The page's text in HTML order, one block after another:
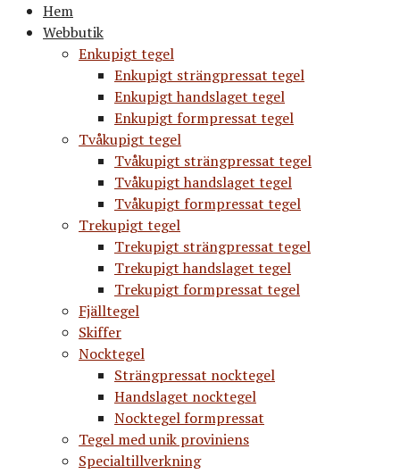
Hem
Webbutik
Enkupigt tegel
Enkupigt strängpressat tegel
Enkupigt handslaget tegel
Enkupigt formpressat tegel
Tvåkupigt tegel
Tvåkupigt strängpressat tegel
Tvåkupigt handslaget tegel
Tvåkupigt formpressat tegel
Trekupigt tegel
Trekupigt strängpressat tegel
Trekupigt handslaget tegel
Trekupigt formpressat tegel
Fjälltegel
Skiffer
Nocktegel
Strängpressat nocktegel
Handslaget nocktegel
Nocktegel formpressat
Tegel med unik proviniens
Specialtillverkning